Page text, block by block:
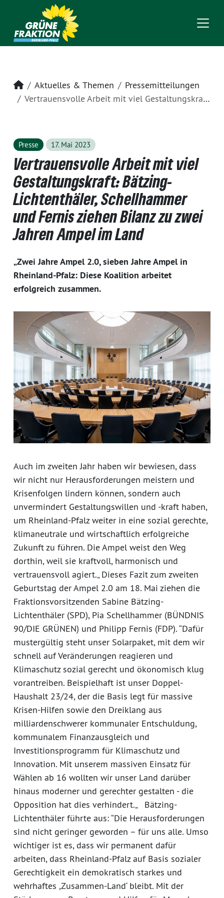
Startseite
Aktuelles & Themen
Pressemitteilungen
Vertrauensvolle Arbeit mit viel Gestaltungskraft: Bätzing-Lichtenthäler, Schellhammer und Fernis ziehen Bilanz zu zwei Jahren Ampel im Land
Presse 17. Mai 2023
Vertrauensvolle Arbeit mit viel
Gestaltungskraft: Bätzing-
Lichtenthäler, Schellhammer
und Fernis ziehen Bilanz zu zwei
Jahren Ampel im Land
„Zwei Jahre Ampel 2.0, sieben Jahre Ampel in
Rheinland-Pfalz: Diese Koalition arbeitet
erfolgreich zusammen.
Auch im zweiten Jahr haben wir bewiesen, dass
wir nicht nur Herausforderungen meistern und
Krisenfolgen lindern können, sondern auch
unvermindert Gestaltungswillen und -kraft haben,
um Rheinland-Pfalz weiter in eine sozial gerechte,
klimaneutrale und wirtschaftlich erfolgreiche
Zukunft zu führen. Die Ampel weist den Weg
dorthin, weil sie kraftvoll, harmonisch und
vertrauensvoll agiert.„ Dieses Fazit zum zweiten
Geburtstag der Ampel 2.0 am 18. Mai ziehen die
Fraktionsvorsitzenden Sabine Bätzing-
Lichtenthäler (SPD), Pia Schellhammer (BÜNDNIS
90/DIE GRÜNEN) und Philipp Fernis (FDP). “Dafür
mustergültig steht unser Solarpaket, mit dem wir
schnell auf Veränderungen reagieren und
Klimaschutz sozial gerecht und ökonomisch klug
vorantreiben. Beispielhaft ist unser Doppel-
Haushalt 23/24, der die Basis legt für massive
Krisen-Hilfen sowie den Dreiklang aus
milliardenschwerer kommunaler Entschuldung,
kommunalem Finanzausgleich und
Investitionsprogramm für Klimaschutz und
Innovation. Mit unserem massiven Einsatz für
Wählen ab 16 wollten wir unser Land darüber
hinaus moderner und gerechter gestalten - die
Opposition hat dies verhindert.„ Bätzing-
Lichtenthäler führte aus: “Die Herausforderungen
sind nicht geringer geworden – für uns alle. Umso
wichtiger ist es, dass wir permanent dafür
arbeiten, dass Rheinland-Pfalz auf Basis sozialer
Gerechtigkeit ein demokratisch starkes und
wehrhaftes ,Zusammen-Land‘ bleibt. Mit der